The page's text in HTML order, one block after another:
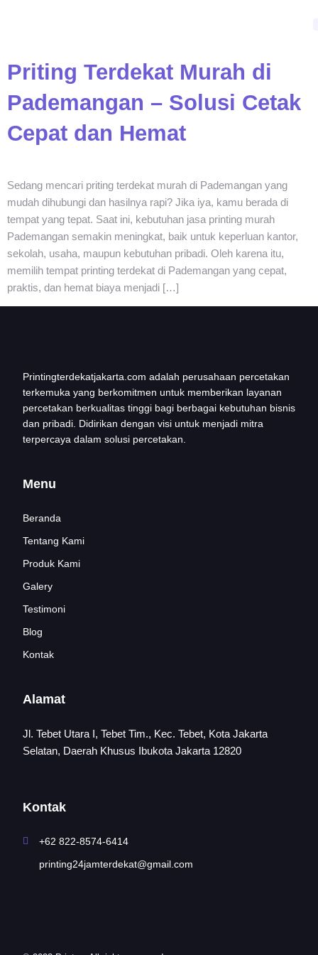
Priting Terdekat Murah di
Pademangan – Solusi Cetak
Cepat dan Hemat
Sedang mencari priting terdekat murah di Pademangan yang
mudah dihubungi dan hasilnya rapi? Jika iya, kamu berada di
tempat yang tepat. Saat ini, kebutuhan jasa printing murah
Pademangan semakin meningkat, baik untuk keperluan kantor,
sekolah, usaha, maupun kebutuhan pribadi. Oleh karena itu,
memilih tempat printing terdekat di Pademangan yang cepat,
praktis, dan hemat biaya menjadi […]
Printingterdekatjakarta.com adalah perusahaan percetakan
terkemuka yang berkomitmen untuk memberikan layanan
percetakan berkualitas tinggi bagi berbagai kebutuhan bisnis
dan pribadi. Didirikan dengan visi untuk menjadi mitra
terpercaya dalam solusi percetakan.
Menu
Beranda
Tentang Kami
Produk Kami
Galery
Testimoni
Blog
Kontak
Alamat
Jl. Tebet Utara I, Tebet Tim., Kec. Tebet, Kota Jakarta
Selatan, Daerah Khusus Ibukota Jakarta 12820
Kontak
+62 822-8574-6414
printing24jamterdekat@gmail.com